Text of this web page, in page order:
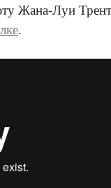
Жана-Луи
.